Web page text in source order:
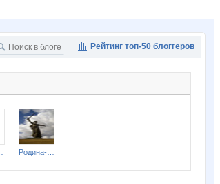
Рейтинг топ-50 блоггеров